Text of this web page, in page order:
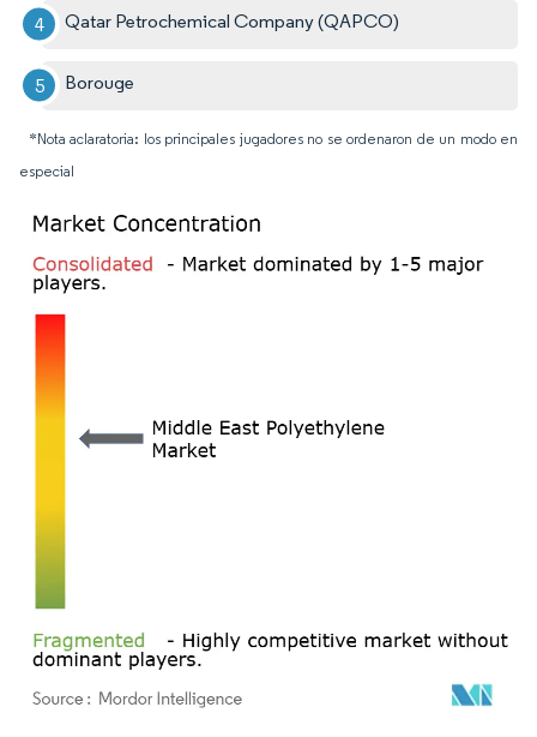
Qatar Petrochemical Company (QAPCO)
Borouge
*Nota aclaratoria: los principales jugadores no se ordenaron de un modo en
especial